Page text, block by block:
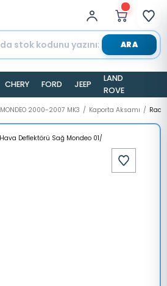
ARA
CHERY FORD JEEP
LAND
ROVER
MONDEO 2000-2007 MK3 Kaporta Aksamı